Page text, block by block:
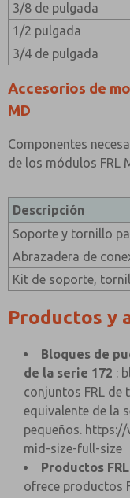
3/8 de pulgada
1/2 pulgada
3/4 de pulgada
Accesorios de
MD
Componentes
de los módulos FRL
Descripción
Soporte y tornillo
Abrazadera de
Kit de soporte,
Productos y
Bloques de
de la serie 172 :
conjuntos FRL de
equivalente de la
pequeños. https://
mid-size-full-size
Productos
ofrece productos